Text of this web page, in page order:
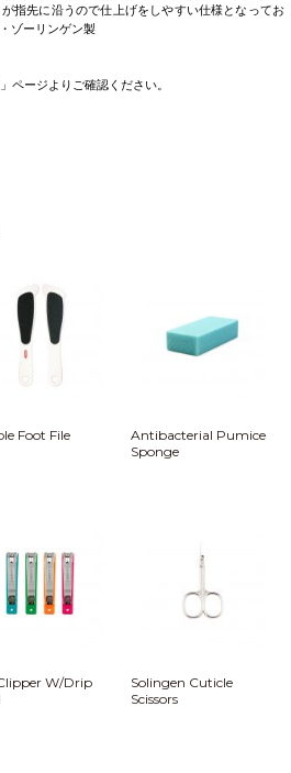
指先に沿うので仕上げをしやすい仕様となってお
ゾーリンゲン製
ージよりご確認ください。
Foot File
Antibacterial Pumice
Sponge
W/Drip
Solingen Cuticle
Scissors